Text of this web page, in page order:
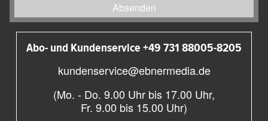
Absenden
Abo- und Kundenservice +49 731 88005-8205
kundenservice@ebnermedia.de
(Mo. - Do. 9.00 Uhr bis 17.00 Uhr,
Fr. 9.00 bis 15.00 Uhr)